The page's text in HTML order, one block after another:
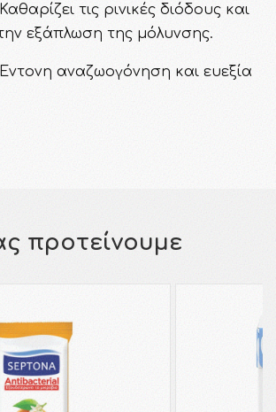
τις ρινικές διόδους και
εξάπλωση της μόλυνσης.
αναζωογόνηση και ευεξία
προτείνουμε